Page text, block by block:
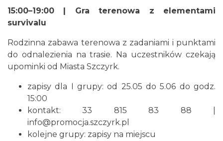
Spotkanie z Utopcem na Bajkowym Szlaku
Brenna
2026-08-21
6.31 km
15:00–19:00 | Gra terenowa z elementami
survivalu
Rodzinna zabawa terenowa z zadaniami i punktami
do odnalezienia na trasie. Na uczestników czekają
upominki od Miasta Szczyrk.
zapisy dla I grupy: od 25.05 do 5.06 do godz.
15:00
kontakt: 33 815 83 88 |
info@promocja.szczyrk.pl
kolejne grupy: zapisy na miejscu